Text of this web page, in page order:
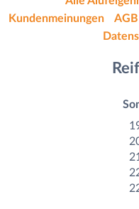
Kundenmeinungen
AGB